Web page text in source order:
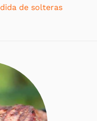
de solteras